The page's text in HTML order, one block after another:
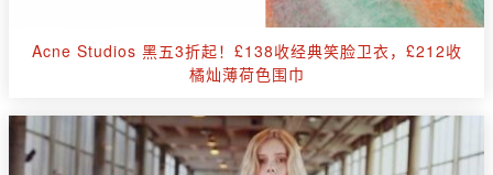
Acne Studios 黑五3折起！£138收经典笑脸卫衣，£212收
橘灿薄荷色围巾